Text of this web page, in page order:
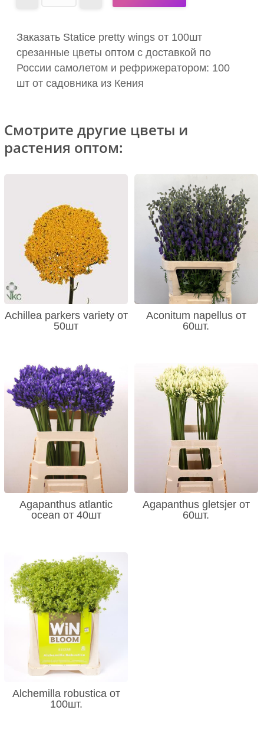
Заказать Statice pretty wings от 100шт
срезанные цветы оптом с доставкой по
России самолетом и рефрижератором: 100
шт от садовника из Кения
Смотрите другие цветы и
растения оптом:
Achillea parkers variety от
50шт
Aconitum napellus от
60шт.
Agapanthus atlantic
ocean от 40шт
Agapanthus gletsjer от
60шт.
Alchemilla robustica от
100шт.